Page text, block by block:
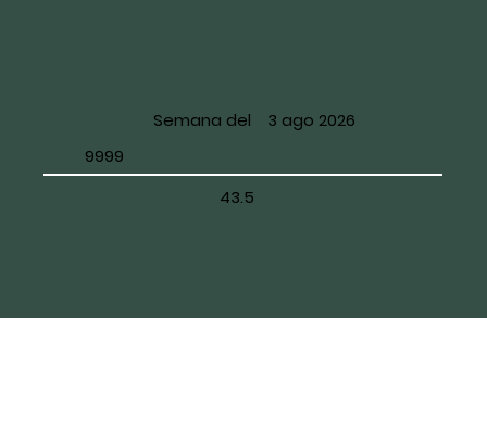
Semana del
3 ago 2026
9999
43.5